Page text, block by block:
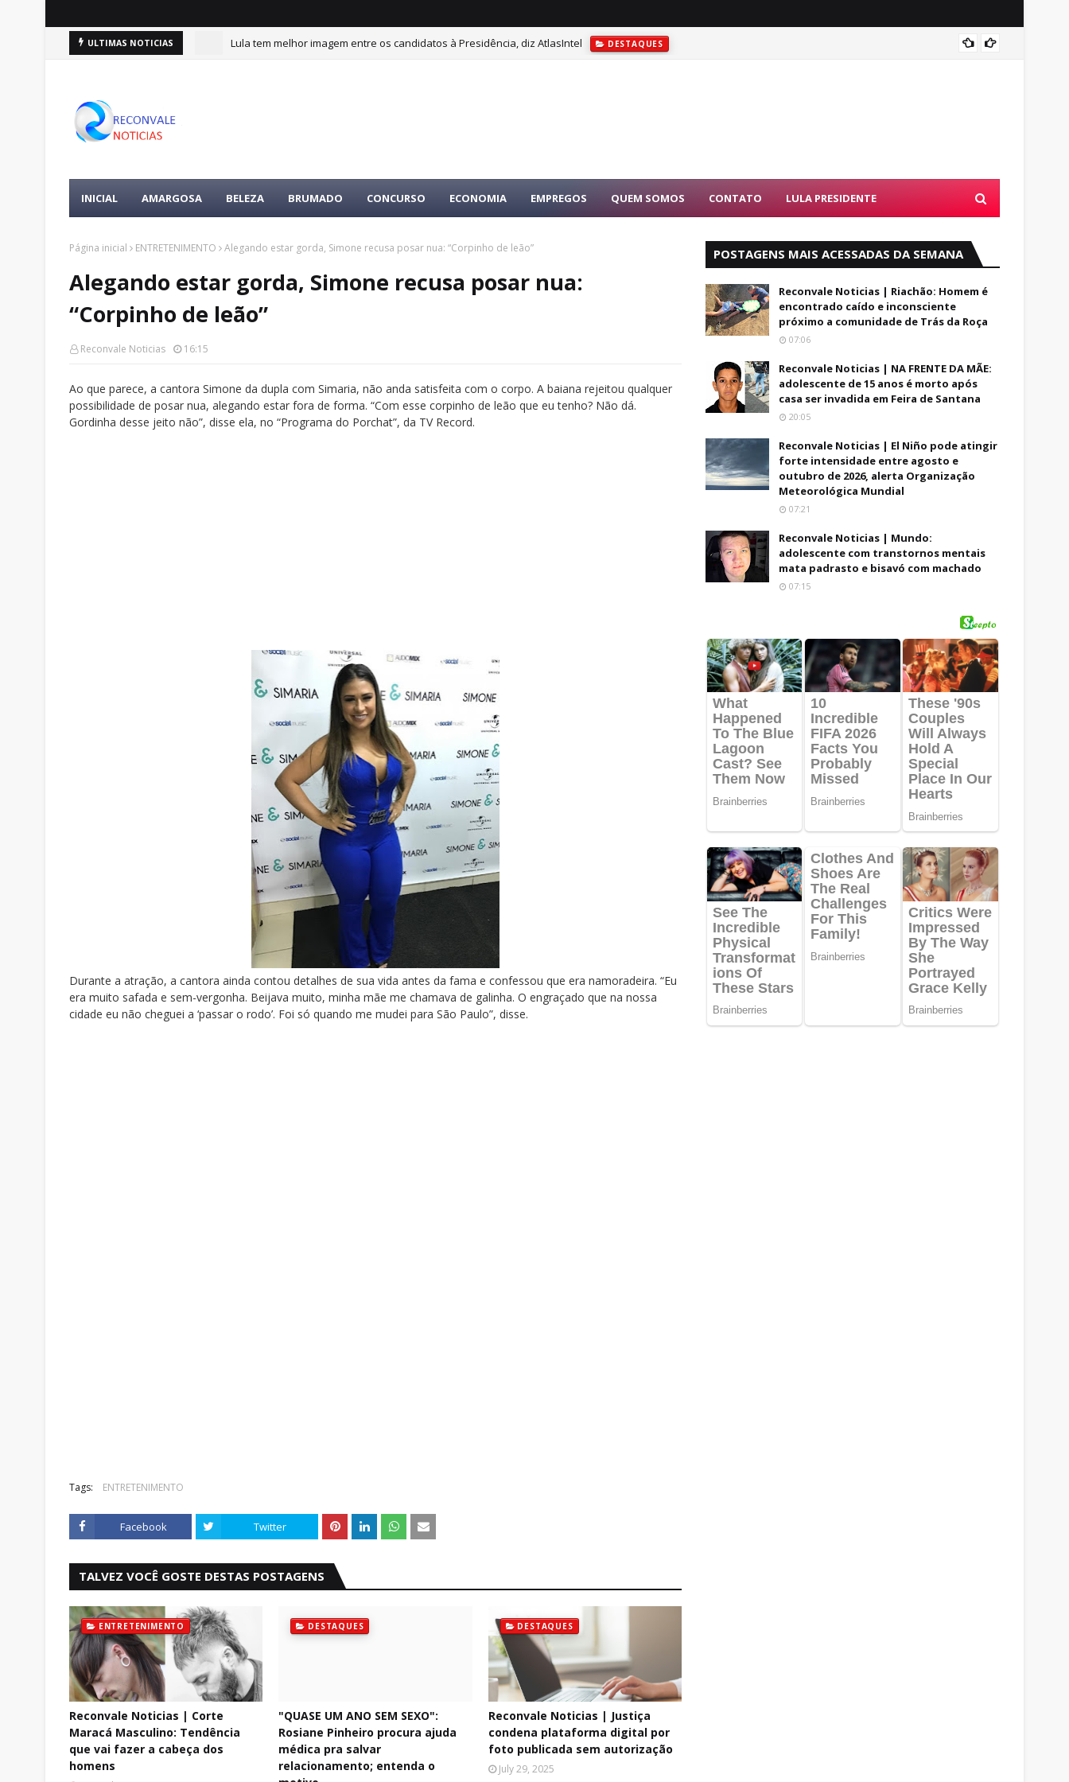
ULTIMAS NOTICIAS Lula tem melhor imagem entre os candidatos à Presidência, diz AtlasIntel DESTAQUES
INICIAL AMARGOSA BELEZA BRUMADO CONCURSO ECONOMIA EMPREGOS QUEM SOMOS CONTATO LULA PRESIDENTE
Página inicial ENTRETENIMENTO Alegando estar gorda, Simone recusa posar nua: “Corpinho de leão”
Alegando estar gorda, Simone recusa posar nua:
“Corpinho de leão”
Reconvale Noticias 16:15
Ao que parece, a cantora Simone da dupla com Simaria, não anda satisfeita com o corpo. A baiana rejeitou qualquer
possibilidade de posar nua, alegando estar fora de forma. “Com esse corpinho de leão que eu tenho? Não dá.
Gordinha desse jeito não”, disse ela, no “Programa do Porchat”, da TV Record.
Durante a atração, a cantora ainda contou detalhes de sua vida antes da fama e confessou que era namoradeira. “Eu
era muito safada e sem-vergonha. Beijava muito, minha mãe me chamava de galinha. O engraçado que na nossa
cidade eu não cheguei a ‘passar o rodo’. Foi só quando me mudei para São Paulo”, disse.
Tags: ENTRETENIMENTO
Facebook Twitter
TALVEZ VOCÊ GOSTE DESTAS POSTAGENS
ENTRETENIMENTO
Reconvale Noticias | Corte
Maracá Masculino: Tendência
que vai fazer a cabeça dos
homens
DESTAQUES
"QUASE UM ANO SEM SEXO":
Rosiane Pinheiro procura ajuda
médica pra salvar
relacionamento; entenda o
DESTAQUES
Reconvale Noticias | Justiça
condena plataforma digital por
foto publicada sem autorização
July 29, 2025
POSTAGENS MAIS ACESSADAS DA SEMANA
Reconvale Noticias | Riachão: Homem é
encontrado caído e inconsciente
próximo a comunidade de Trás da Roça
07:06
Reconvale Noticias | NA FRENTE DA MÃE:
adolescente de 15 anos é morto após
casa ser invadida em Feira de Santana
20:05
Reconvale Noticias | El Niño pode atingir
forte intensidade entre agosto e
outubro de 2026, alerta Organização
Meteorológica Mundial
07:21
Reconvale Noticias | Mundo:
adolescente com transtornos mentais
mata padrasto e bisavó com machado
07:15